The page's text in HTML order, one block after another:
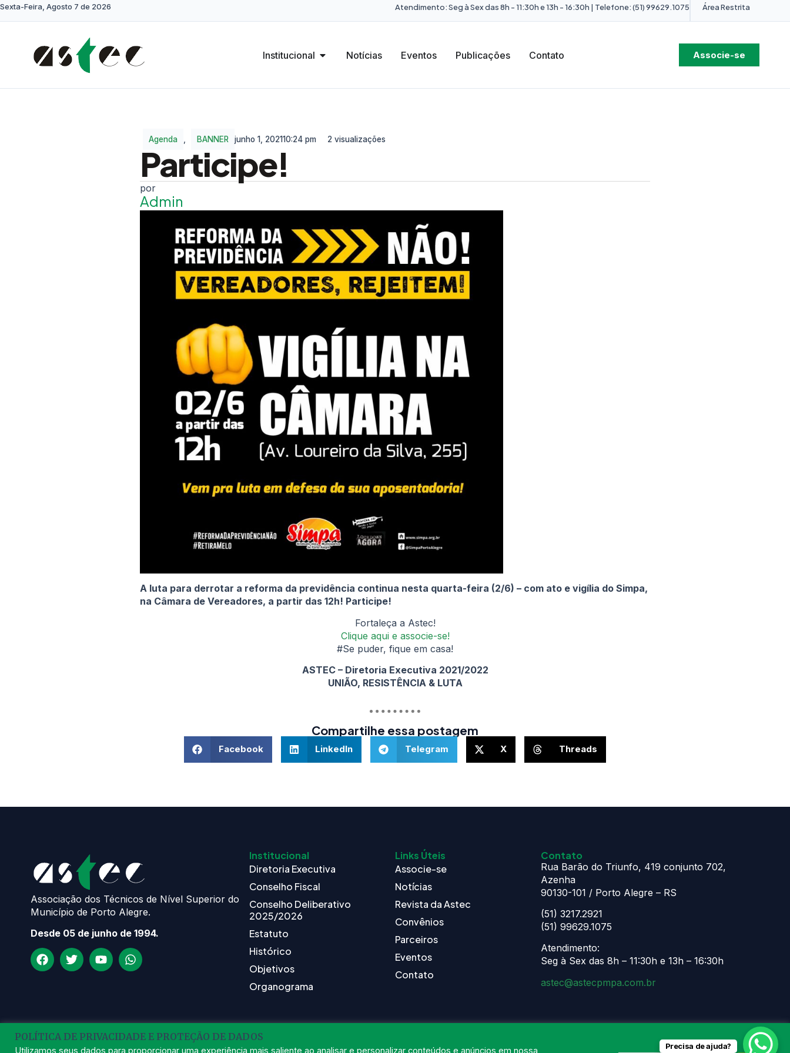
Sexta-Feira, Agosto 7 de 2026 Atendimento: Seg à Sex das 8h - 11:30h e 13h - 16:30h | Telefone: (51) 99629.1075 Área Restrita
Institucional Notícias Eventos Publicações Contato Associe-se
Agenda BANNER junho 1, 202110:24 pm 2 visualizações
Participe!
Admin
A luta para derrotar a reforma da previdência continua nesta quarta-feira (2/6) – com ato e vigília do Simpa,
na Câmara de Vereadores, a partir das 12h! Participe!
Fortaleça a Astec!
Clique aqui e associe-se!
#Se puder, fique em casa!
ASTEC – Diretoria Executiva 2021/2022
UNIÃO, RESISTÊNCIA & LUTA
Compartilhe essa postagem
Facebook LinkedIn Telegram X Threads
Associação dos Técnicos de Nível Superior do
Município de Porto Alegre.
Desde 05 de junho de 1994.
Institucional
Diretoria Executiva
Conselho Fiscal
Conselho Deliberativo
2025/2026
Estatuto
Histórico
Objetivos
Organograma
Links Úteis
Associe-se
Notícias
Revista da Astec
Convênios
Parceiros
Eventos
Contato
Contato
Rua Barão do Triunfo, 419 conjunto 702,
Azenha
90130-101 / Porto Alegre – RS
(51) 3217.2921
(51) 99629.1075
Atendimento:
Seg à Sex das 8h – 11:30h e 13h – 16:30h
astec@astecpmpa.com.br
POLÍTICA DE PRIVACIDADE E PROTEÇÃO DE DADOS
Utilizamos seus dados para proporcionar uma experiência mais saliente ao analisar e personalizar conteúdos e anúncios em nossa Precisa de ajuda?